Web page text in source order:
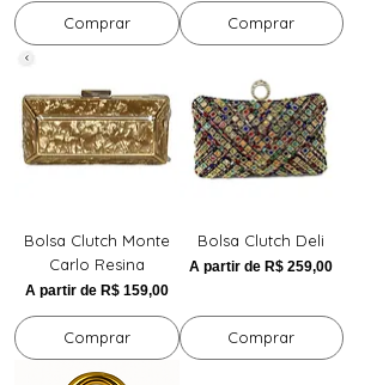
Comprar Comprar
Bolsa Clutch Monte
Carlo Resina
A partir de R$ 159,00
Preço promocional
Comprar
Bolsa Clutch Deli
A partir de R$ 259,00
Preço promocional
Comprar